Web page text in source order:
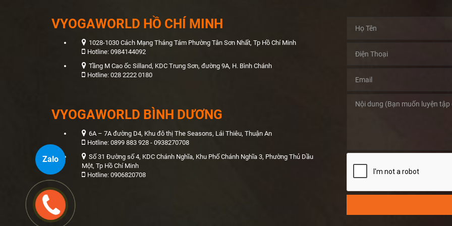
VYOGAWORLD HỒ CHÍ MINH
1028-1030 Cách Mạng Tháng Tám Phường Tân Sơn Nhất, Tp Hồ Chí Minh
Hotline: 0984144092
Tầng M Cao ốc Silland, KDC Trung Sơn, đường 9A, H. Bình Chánh
Hotline: 028 2222 0180
VYOGAWORLD BÌNH DƯƠNG
6A – 7A đường D4, Khu đô thị The Seasons, Lái Thiêu, Thuận An
Hotline: 0899 883 928 - 0938270708
Số 31 Đường số 4, KDC Chánh Nghĩa, Khu Phố Chánh Nghĩa 3, Phường Thủ Dầu
Một, Tp Hồ Chí Minh
Hotline: 0906820708
Zalo